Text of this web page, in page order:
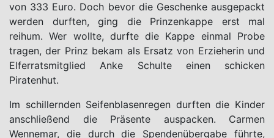
von 333 Euro. Doch bevor die Geschenke ausgepackt
werden durften, ging die Prinzenkappe erst mal
reihum. Wer wollte, durfte die Kappe einmal Probe
tragen, der Prinz bekam als Ersatz von Erzieherin und
Elferratsmitglied Anke Schulte einen schicken
Piratenhut.
Im schillernden Seifenblasenregen durften die Kinder
anschließend die Präsente auspacken. Carmen
Wennemar, die durch die Spendenübergabe führte,